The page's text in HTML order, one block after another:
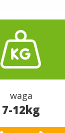
waga
7-12kg